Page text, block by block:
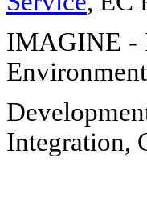
IMAGINE -
Integration,